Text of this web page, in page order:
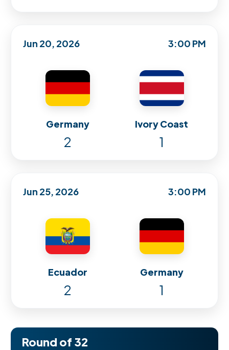
Jun 20, 2026 3:00 PM
Germany Ivory Coast
2 1
Jun 25, 2026 3:00 PM
Ecuador Germany
2 1
Round of 32